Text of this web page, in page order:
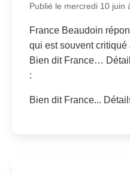
Publié le mercredi 10 juin
France Beaudoin
qui est souvent
Bien dit France…
:
Bien dit France...